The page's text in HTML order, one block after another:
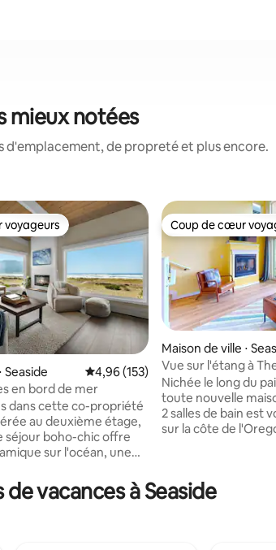
mieux notées
d'emplacement, de propreté et plus encore.
base de 132 commentaires : 5 sur 5
voyageurs
Évaluation moyenne sur la base
4,96 (153)
en bord de mer
dans cette co-propriété
au deuxième étage,
séjour boho-chic offre
sur l'océan, une
complète pour préparer
table à manger pour
Coup de cœur
Coup de cœur
Maison de ville ⋅
Vue sur l'étang à
Animaux acceptés
Nichée le long du
toute nouvelle
2 salles de bain est
sur la côte de
souvenirs
vacances à Seaside